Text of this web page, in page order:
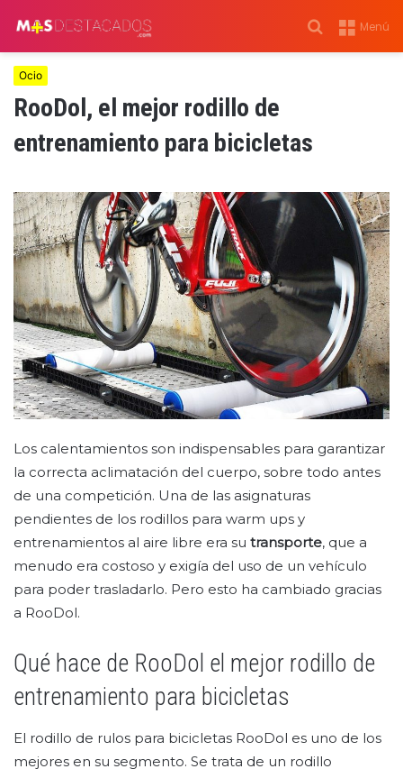
Menú
Buscar
por
Ocio
RooDol, el mejor rodillo de
entrenamiento para bicicletas
Los calentamientos son indispensables para garantizar
la correcta aclimatación del cuerpo, sobre todo antes
de una competición. Una de las asignaturas
pendientes de los rodillos para warm ups y
entrenamientos al aire libre era su transporte, que a
menudo era costoso y exigía del uso de un vehículo
para poder trasladarlo. Pero esto ha cambiado gracias
a RooDol.
Qué hace de RooDol el mejor rodillo de
entrenamiento para bicicletas
El rodillo de rulos para bicicletas RooDol es uno de los
mejores en su segmento. Se trata de un rodillo